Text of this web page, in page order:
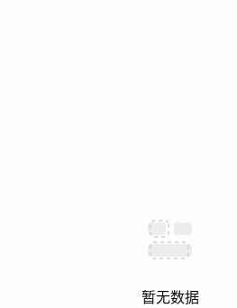
暂无数据